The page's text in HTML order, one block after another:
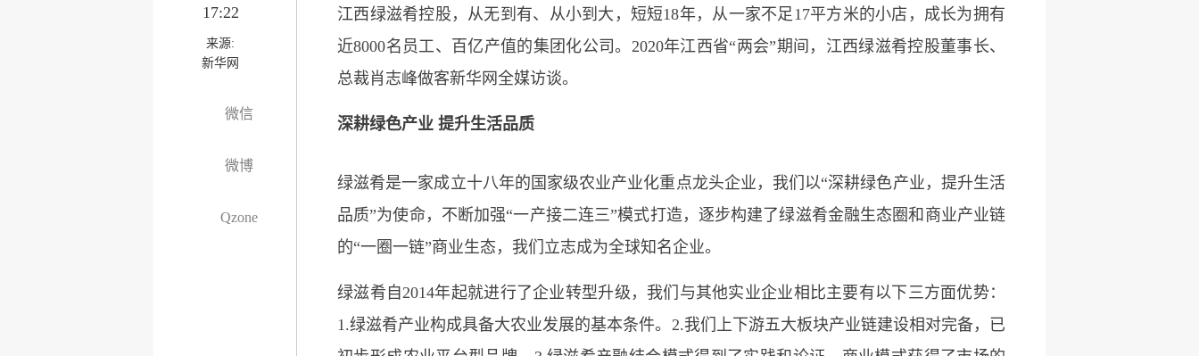
17:22
来源:
新华网
微信
微博
Qzone
江西绿滋肴控股，从无到有、从小到大，短短18年，从一家不足17平方米的小店，成长为拥有
近8000名员工、百亿产值的集团化公司。2020年江西省“两会”期间，江西绿滋肴控股董事长、
总裁肖志峰做客新华网全媒访谈。
深耕绿色产业 提升生活品质
绿滋肴是一家成立十八年的国家级农业产业化重点龙头企业，我们以“深耕绿色产业，提升生活
品质”为使命，不断加强“一产接二连三”模式打造，逐步构建了绿滋肴金融生态圈和商业产业链
的“一圈一链”商业生态，我们立志成为全球知名企业。
绿滋肴自2014年起就进行了企业转型升级，我们与其他实业企业相比主要有以下三方面优势：
1.绿滋肴产业构成具备大农业发展的基本条件。2.我们上下游五大板块产业链建设相对完备，已